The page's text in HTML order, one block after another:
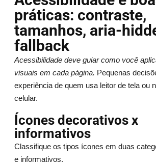
práticas: contraste,
tamanhos, aria-
fallback
Acessibilidade deve guiar como você
visuais em cada página. Pequenas
experiência de quem usa leitor de tela ou
celular.
Ícones decorativos x
informativos
Classifique os tipos ícones em duas
e informativos.